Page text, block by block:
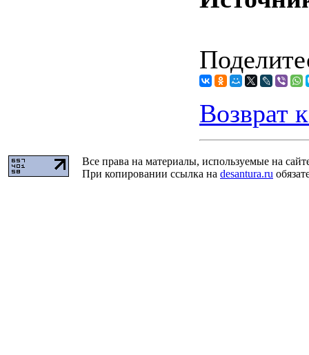
Возврат
Все права на материалы, используемые на
При копировании ссылка на desantura.ru